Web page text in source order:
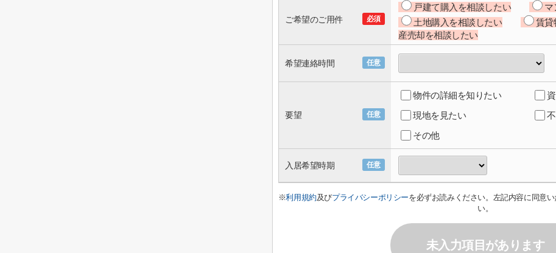
必須
ご希望のご用件
戸建て購入を相談したい
マ
土地購入を相談したい
賃貸
産売却を相談したい
任意
希望連絡時間
任意
要望
物件の詳細を知りたい
現地を見たい
その他
任意
入居希望時期
※利用規約及びプライバシーポリシーを必ずお読みください。左記内容に同意
い。
未入力項目があります